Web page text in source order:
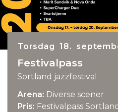
Torsdag 18.
Festivalpass
Sortland jazzfestival
Arena: Diverse scener
Pris: Festivalpass